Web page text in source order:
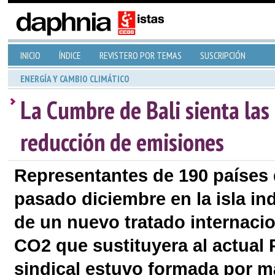
INICIO ÍNDICE REVISTERO POR TEMAS SUSCRIPCIÓN
ENERGÍA Y CAMBIO CLIMÁTICO
La Cumbre de Bali sienta
reducción de emisiones
Representantes de 190
pasado diciembre en la isla
de un nuevo tratado
CO2 que sustituyera al
sindical estuvo formada por